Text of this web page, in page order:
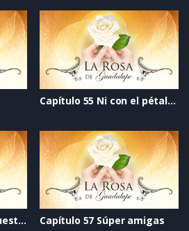
Capítulo 55 Ni con el pétalo de una rosa
Capítulo 56 Jamás secuestrarán tu alma Capítulo 57 Súper amigas